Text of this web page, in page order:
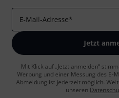
E-Mail-Adresse*
Jetzt
Mit Klick auf „Jetzt anmelden“
Werbung und einer Messung des E-
Abmeldung ist jederzeit möglich.
unseren